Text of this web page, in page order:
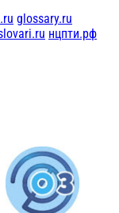
glossary.ru
нцпти.рф